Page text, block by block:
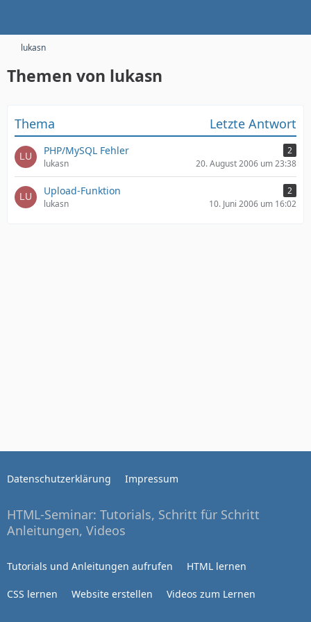
lukasn
Themen von lukasn
Thema Letzte Antwort
PHP/MySQL Fehler
2
lukasn
20. August 2006 um 23:38
Upload-Funktion
2
lukasn
10. Juni 2006 um 16:02
Datenschutzerklärung Impressum
HTML-Seminar: Tutorials, Schritt für Schritt
Anleitungen, Videos
Tutorials und Anleitungen aufrufen HTML lernen
CSS lernen Website erstellen Videos zum Lernen